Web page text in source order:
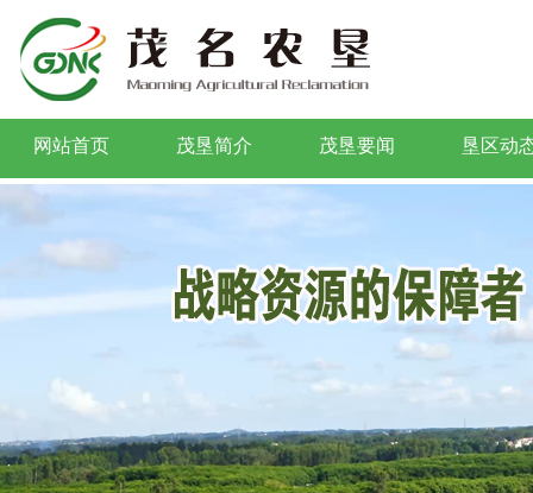
网站首页 茂垦简介 茂垦要闻 垦区动